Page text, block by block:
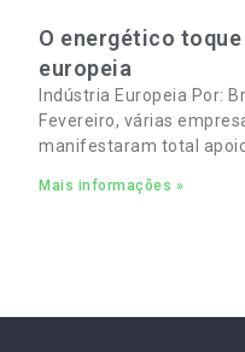
O energético
europeia
Indústria Europeia Por:
Fevereiro, várias
manifestaram total
empregos
Mais informações »